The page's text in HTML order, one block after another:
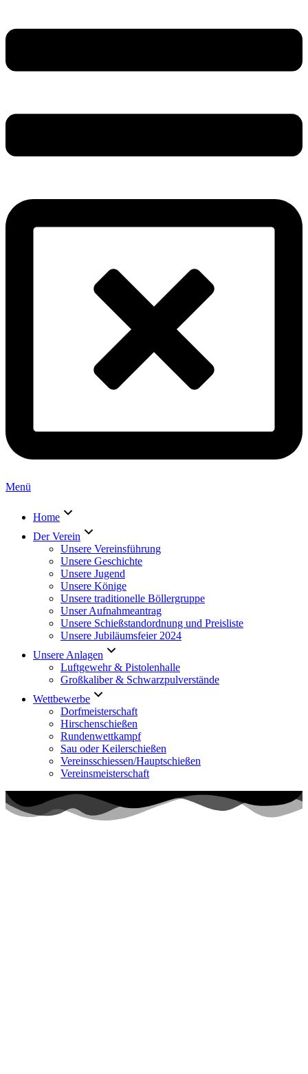
Menü
Home
Der Verein
Unsere Vereinsführung
Unsere Geschichte
Unsere Jugend
Unsere Könige
Unsere traditionelle Böllergruppe
Unser Aufnahmeantrag
Unsere Schießstandordnung und Preisliste
Unsere Jubiläumsfeier 2024
Unsere Anlagen
Luftgewehr & Pistolenhalle
Großkaliber & Schwarzpulverstände
Wettbewerbe
Dorfmeisterschaft
Hirschenschießen
Rundenwettkampf
Sau oder Keilerschießen
Vereinsschiessen/Hauptschießen
Vereinsmeisterschaft